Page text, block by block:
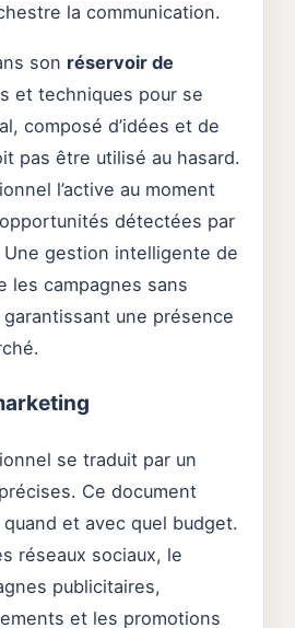
la communication.
son réservoir de
et techniques pour se
composé d’idées et de
pas être utilisé au hasard.
l’active au moment
détectées par
gestion intelligente de
les campagnes sans
une présence
se traduit par un
Ce document
et avec quel budget.
réseaux sociaux, le
publicitaires,
et les promotions